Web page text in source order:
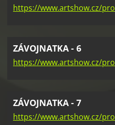
https://www.artshow.cz/
ZÁVOJNATKA - 6
https://www.artshow.cz/
ZÁVOJNATKA - 7
https://www.artshow.cz/